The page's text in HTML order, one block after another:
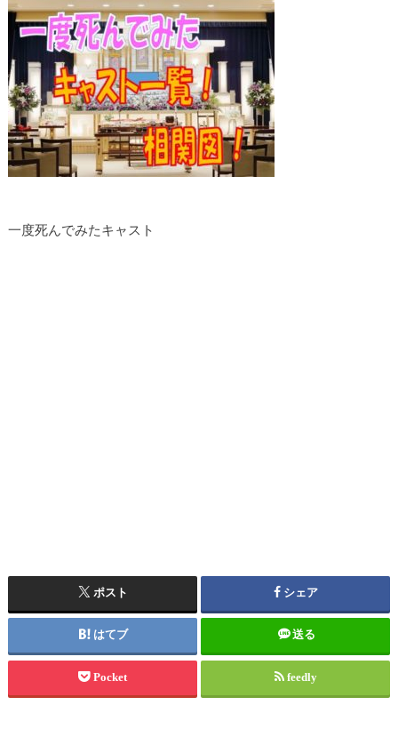
一度死んでみたキャスト
ポスト シェア
はてブ 送る
Pocket feedly